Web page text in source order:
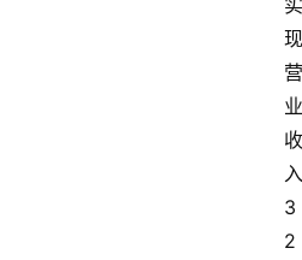
实
现
营
业
收
入
3
2